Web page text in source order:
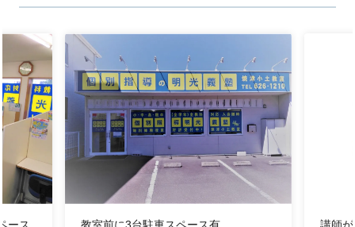
あとは実行あるのみです
■ 勉強・生活面から進路までお悩み聞きます
定期的に保護者、生徒の皆様に面談を行っています
家庭での様子をうかがったり、塾での様子や進路に役立つ情報
を
提供します！
☑家だと集中してできない
ース 教室前に3台駐車スペース有 講師